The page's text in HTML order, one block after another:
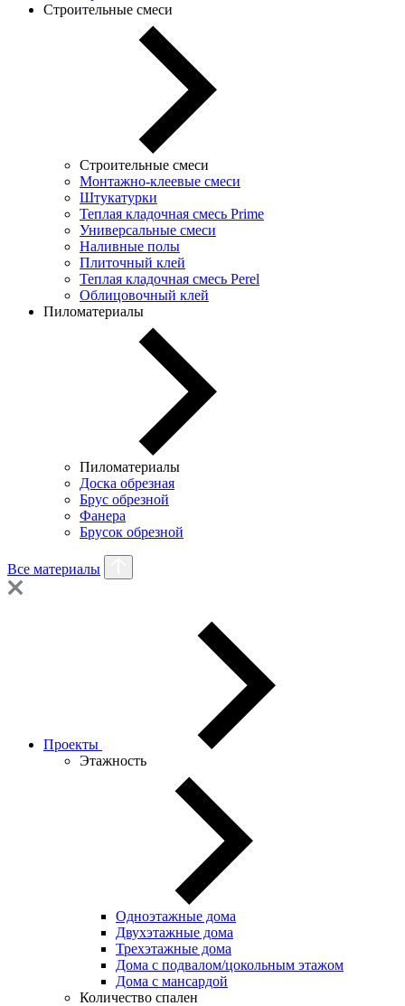
Строительные смеси
Строительные смеси
Монтажно-клеевые смеси
Штукатурки
Теплая кладочная смесь Prime
Универсальные смеси
Наливные полы
Плиточный клей
Теплая кладочная смесь Perel
Облицовочный клей
Пиломатериалы
Пиломатериалы
Доска обрезная
Брус обрезной
Фанера
Брусок обрезной
Все материалы
Проекты
Этажность
Одноэтажные дома
Двухэтажные дома
Трехэтажные дома
Дома с подвалом/цокольным этажом
Дома с мансардой
Количество спален